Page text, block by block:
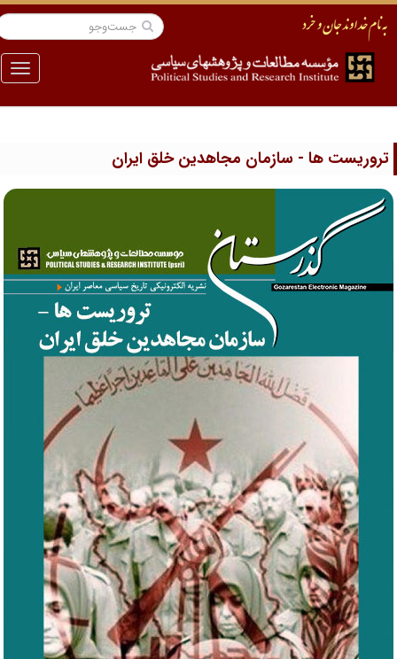
منو
ها - سازمان مجاهدین خلق ایران